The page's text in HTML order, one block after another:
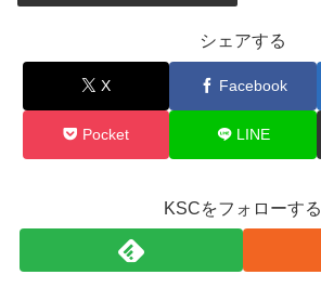
シェアする
X Facebook
Pocket LINE
KSCをフォローする